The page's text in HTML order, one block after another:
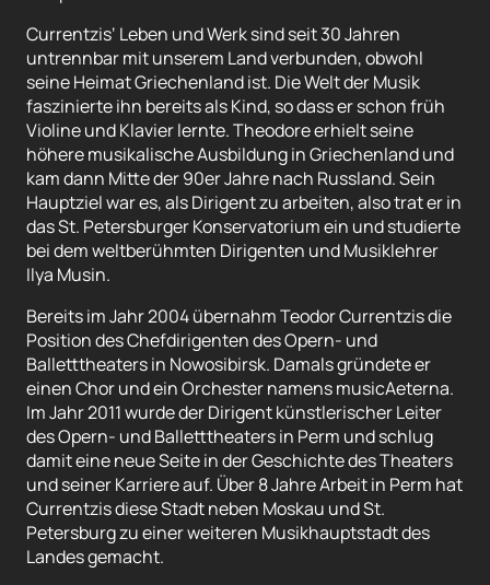
Currentzis‘ Leben und Werk sind seit 30 Jahren
untrennbar mit unserem Land verbunden, obwohl
seine Heimat Griechenland ist. Die Welt der Musik
faszinierte ihn bereits als Kind, so dass er schon früh
Violine und Klavier lernte. Theodore erhielt seine
höhere musikalische Ausbildung in Griechenland und
kam dann Mitte der 90er Jahre nach Russland. Sein
Hauptziel war es, als Dirigent zu arbeiten, also trat er in
das St. Petersburger Konservatorium ein und studierte
bei dem weltberühmten Dirigenten und Musiklehrer
Ilya Musin.
Bereits im Jahr 2004 übernahm Teodor Currentzis die
Position des Chefdirigenten des Opern- und
Balletttheaters in Nowosibirsk. Damals gründete er
einen Chor und ein Orchester namens musicAeterna.
Im Jahr 2011 wurde der Dirigent künstlerischer Leiter
des Opern- und Balletttheaters in Perm und schlug
damit eine neue Seite in der Geschichte des Theaters
und seiner Karriere auf. Über 8 Jahre Arbeit in Perm hat
Currentzis diese Stadt neben Moskau und St.
Petersburg zu einer weiteren Musikhauptstadt des
Landes gemacht.